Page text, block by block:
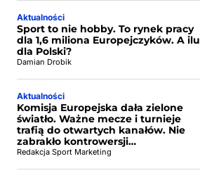
Aktualności
Sport to nie hobby. To rynek pracy
dla 1,6 miliona Europejczyków. A ilu
dla Polski?
Damian Drobik
Aktualności
Komisja Europejska dała zielone
światło. Ważne mecze i turnieje
trafią do otwartych kanałów. Nie
zabrakło kontrowersji…
Redakcja Sport Marketing